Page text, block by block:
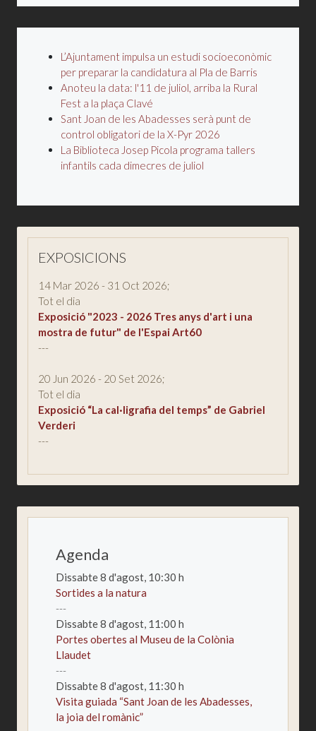
EXPOSICIONS
14 Mar 2026 - 31 Oct 2026;
Tot el dia
Exposició "2023 - 2026 Tres anys d'art i una
mostra de futur" de l'Espai Art60
---
20 Jun 2026 - 20 Set 2026;
Tot el dia
Exposició “La cal·ligrafia del temps” de Gabriel
Verderi
---
Agenda
Dissabte 8 d'agost, 10:30 h
Sortides a la natura
---
Dissabte 8 d'agost, 11:00 h
Portes obertes al Museu de la Colònia
Llaudet
---
Dissabte 8 d'agost, 11:30 h
Visita guiada “Sant Joan de les Abadesses,
la joia del romànic”
L’Ajuntament impulsa un estudi socioeconòmic
per preparar la candidatura al Pla de Barris
Anoteu la data: l'11 de juliol, arriba la Rural
Fest a la plaça Clavé
Sant Joan de les Abadesses serà punt de
control obligatori de la X-Pyr 2026
La Biblioteca Josep Picola programa tallers
infantils cada dimecres de juliol